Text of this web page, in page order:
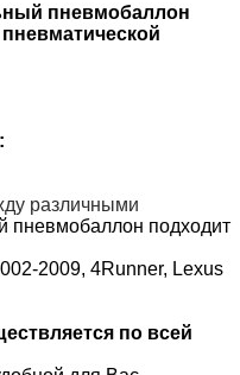
пневмобаллон
различными
пневмобаллон подходит
2009, 4Runner, Lexus
по всей